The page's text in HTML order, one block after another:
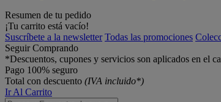
Resumen de tu pedido
¡Tu carrito está vacío!
Suscríbete a la newsletter Todas las promociones
Seguir Comprando
*Descuentos, cupones y servicios son aplicados en el
Pago 100% seguro
Total con descuento (IVA incluido*)
Ir Al Carrito